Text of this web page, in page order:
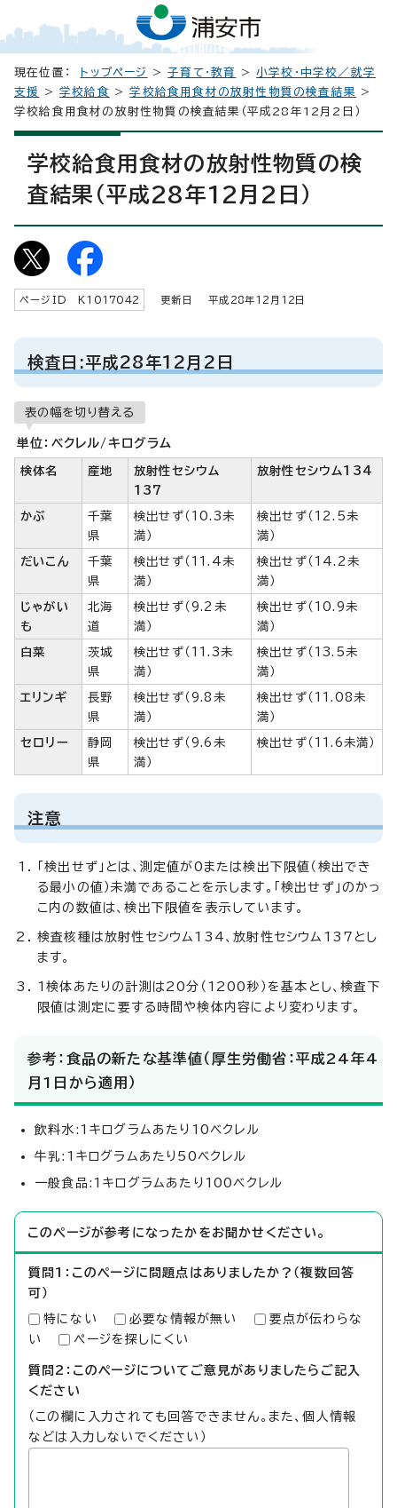
現在位置： トップページ >子育て・教育 >小学校・中学校／就学
支援
>学校給食 >学校給食用食材の放射性物質の検査結果
>
学校給食用食材の放射性物質の検査結果（平成28年12月2日）
学校給食用食材の放射性物質の検
査結果（平成28年12月2日）
ページID K 1017042 更新日 平成 28年12 月 12 日
検査日:平成28年12月2日
表の幅を切り替える
単位：ベクレル/キログラム
検体名 産地
放射性セシウム
137
放射性セシウム134
かぶ
千葉
県
検出せず（10.3未
満）
検出せず（12.5未
満）
だいこん
千葉
県
検出せず（11.4未
満）
検出せず（14.2未
満）
じゃがい
も
北海
道
検出せず（9.2未
満）
検出せず（10.9未
満）
白菜
茨城
県
検出せず（11.3未
満）
検出せず（13.5未
満）
エリンギ
長野
県
検出せず（9.8未
満）
検出せず（11.08未
満）
セロリー
静岡
県
検出せず（9.6未
満）
検出せず（11.6未満）
注意
「検出せず」とは、測定値が0または検出下限値（検出でき
る最小の値）未満であることを示します。「検出せず」のかっ
こ内の数値は、検出下限値を表示しています。
検査核種は放射性セシウム134、放射性セシウム137とし
ます。
1検体あたりの計測は20分（1200秒）を基本とし、検査下
限値は測定に要する時間や検体内容により変わります。
参考：食品の新たな基準値（厚生労働省：平成24年4
月1日から適用）
飲料水:1キログラムあたり10ベクレル
牛乳:1キログラムあたり50ベクレル
一般食品:1キログラムあたり100ベクレル
このページが参考になったかをお聞かせください。
質問1：このページに問題点はありましたか？（複数回答
可）
特にない 必要な情報が無い
要点が伝わらな
い
ページを探しにくい
質問2：このページについてご意見がありましたらご記入
ください
（この欄に入力されても回答できません。また、個人情報
などは入力しないでください）